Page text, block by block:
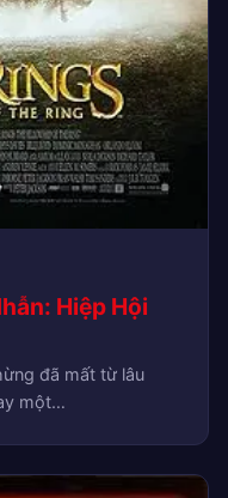
Hiệp Hội
đã mất từ lâu
một…